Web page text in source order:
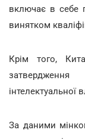
включає в себе
винятком
Крім того,
інтелектуальної
За даними